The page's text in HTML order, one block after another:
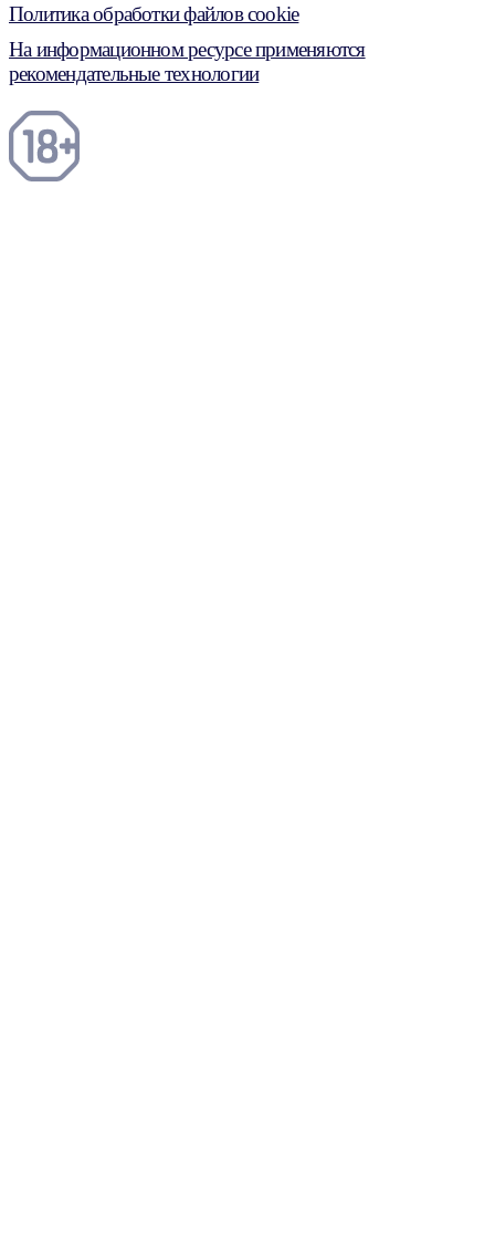
Политика обработки файлов cookie
На информационном ресурсе применяются
рекомендательные технологии